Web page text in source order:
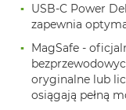
k
A
r
3
2
G
USB-C Power
zapewnia
MagSafe -
oryginalne lub
osiągają pełną